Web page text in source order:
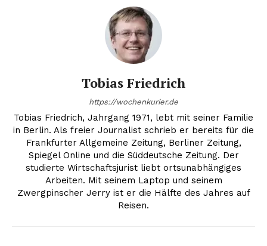
Tobias Friedrich
https://wochenkurier.de
Tobias Friedrich, Jahrgang 1971, lebt mit seiner Familie
in Berlin. Als freier Journalist schrieb er bereits für die
Frankfurter Allgemeine Zeitung, Berliner Zeitung,
Spiegel Online und die Süddeutsche Zeitung. Der
studierte Wirtschaftsjurist liebt ortsunabhängiges
Arbeiten. Mit seinem Laptop und seinem
Zwergpinscher Jerry ist er die Hälfte des Jahres auf
Reisen.